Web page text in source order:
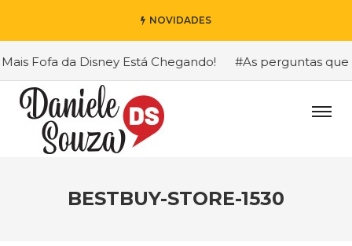
NOVIDADES
Fofa da Disney Está Chegando! #As perguntas que
BESTBUY-STORE-1530